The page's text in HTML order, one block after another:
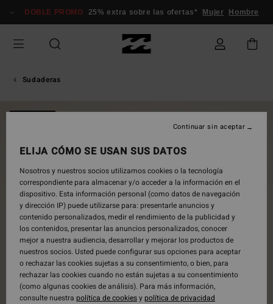
información
DOBLE PROMO 25% extra sobre las ofertas* Mujer Hombre
Sudaderas
ELIJA CÓMO SE USAN SUS DATOS
Nosotros y nuestros socios utilizamos cookies o la tecnología
correspondiente para almacenar y/o acceder a la información en el
dispositivo. Esta información personal (como datos de navegación
y dirección IP) puede utilizarse para: presentarle anuncios y
contenido personalizados, medir el rendimiento de la publicidad y
los contenidos, presentar las anuncios personalizados, conocer
mejor a nuestra audiencia, desarrollar y mejorar los productos de
nuestros socios. Usted puede configurar sus opciones para aceptar
o rechazar las cookies sujetas a su consentimiento, o bien, para
rechazar las cookies cuando no están sujetas a su consentimiento
(como algunas cookies de análisis). Para más información,
consulte nuestra política de cookiesypolítica de privacidad
Continuar sin aceptar